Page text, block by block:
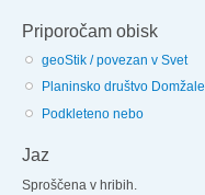
Priporočam obisk
geoStik / povezan v Svet
Planinsko društvo Domžale
Podkleteno nebo
Jaz
Sproščena v hribih.